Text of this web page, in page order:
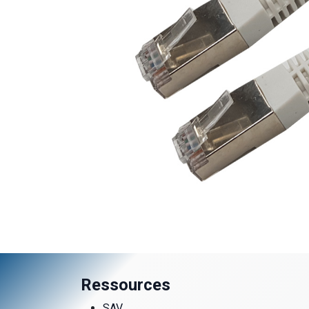
Ressources